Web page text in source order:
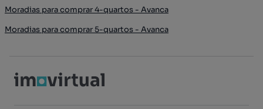
Moradias para comprar 4-quartos - Avanca
Moradias para comprar 5-quartos - Avanca